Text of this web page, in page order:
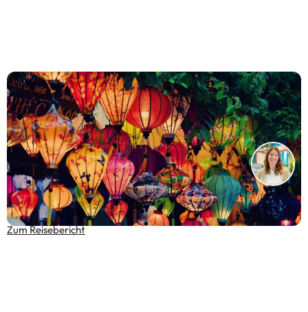
Vietnam hautnah: Wie wir bei Sonnenaufgang den
Zauber des Landes entdeckten
Zum Reisebericht